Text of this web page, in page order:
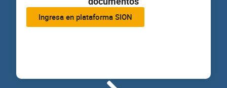
Ingresa en plataforma SION